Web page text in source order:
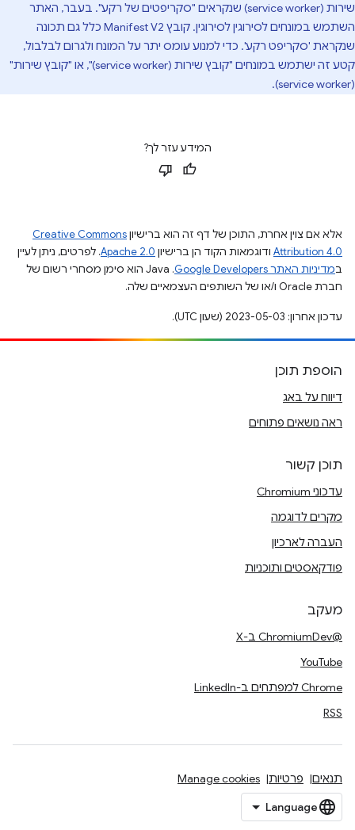
שירות (service worker) שנקראים "סקריפטים של רקע". בעבר, האתר
השתמש במונחים לסירוגין לסירוגין. קובץ Manifest V2 כלל גם תכונה
שנקראת 'סקריפט רקע'. כדי למנוע עומס יתר על המונח ולגרום לבלבול,
קטע זה ישתמש במונחים "קובץ שירות (service worker)", או "קובץ שירות"
(service worker).
המידע עזר לך?
אלא אם צוין אחרת, התוכן של דף זה הוא ברישיוןCreative Commons
Attribution 4.0 ודוגמאות הקוד הן ברישיון Apache 2.0. לפרטים, ניתן לעיין
במדיניות האתר Google Developers‏
.‏ Java הוא סימן מסחרי רשום של
חברת Oracle ו/או של השותפים העצמאיים שלה.
עדכון אחרון: 2023-05-03 (שעון UTC).
הוספת תוכן
דיווח על באג
ראה נושאים פתוחים
תוכן קשור
עדכוני Chromium
מקרים לדוגמה
העברה לארכיון
פודקאסטים ותוכניות
מעקב
@ChromiumDev ב-X
YouTube
Chrome למפתחים ב-LinkedIn
RSS
תנאים פרטיות Manage cookies